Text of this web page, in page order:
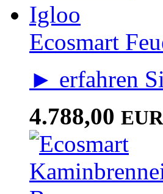
Ecosmart
► erfahren
4.788,00 EUR